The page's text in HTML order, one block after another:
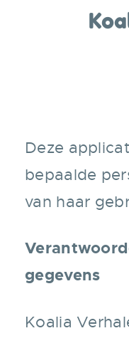
Deze
bepaalde
van haar
gegevens
Koalia